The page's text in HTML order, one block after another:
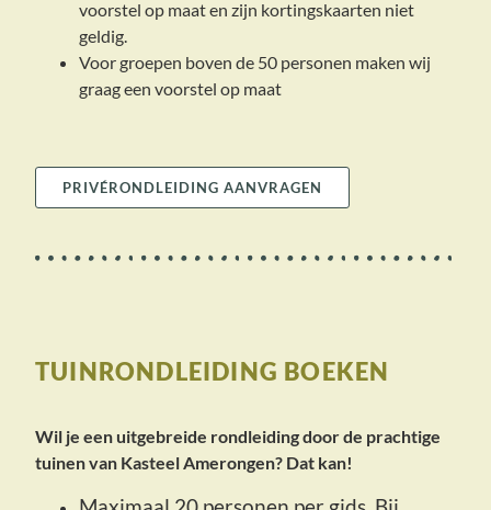
voorstel op maat en zijn kortingskaarten niet
geldig.
Voor groepen boven de 50 personen maken wij
graag een voorstel op maat
PRIVÉRONDLEIDING AANVRAGEN
TUINRONDLEIDING BOEKEN
Wil je een uitgebreide rondleiding door de prachtige
tuinen van Kasteel Amerongen? Dat kan!